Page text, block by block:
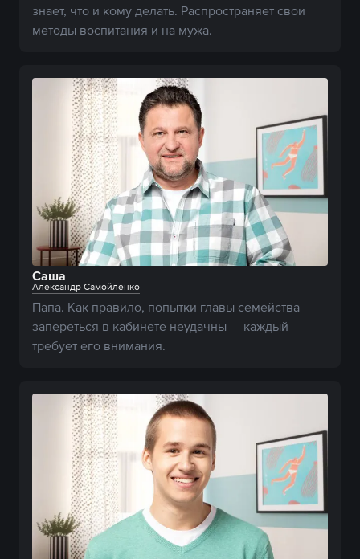
знает, что и кому делать. Распространяет свои
методы воспитания и на мужа.
Саша
Александр Самойленко
Папа. Как правило, попытки главы семейства
запереться в кабинете неудачны — каждый
требует его внимания.